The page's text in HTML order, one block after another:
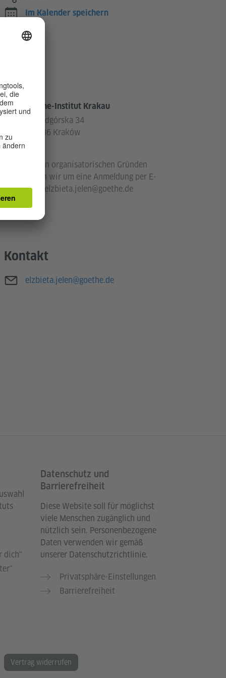
Im Kalender speichern
Ort
Goethe-Institut Krakau
ul. Podgórska 34
31-536 Kraków
Wegen organisatorischen Gründen
bitten wir um eine Anmeldung per E-
Mail: elzbieta.jelen@goethe.de
Kontakt
E-Mail
elzbieta.jelen@goethe.de
dich“
Datenschutz und
Barrierefreiheit
Diese Website soll für möglichst
viele Menschen zugänglich und
nützlich sein. Personenbezogene
Daten verwenden wir gemäß
unserer Datenschutzrichtlinie.
Privatsphäre-Einstellungen
Barrierefreiheit
Vertrag widerrufen